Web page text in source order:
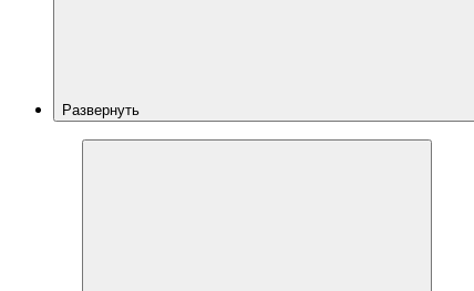
Развернуть